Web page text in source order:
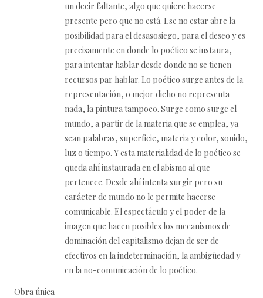
un decir faltante, algo que quiere hacerse
presente pero que no está. Ese no estar abre la
posibilidad para el desasosiego, para el deseo y es
precisamente en donde lo poético se instaura,
para intentar hablar desde donde no se tienen
recursos par hablar. Lo poético surge antes de la
representación, o mejor dicho no representa
nada, la pintura tampoco. Surge como surge el
mundo, a partir de la materia que se emplea, ya
sean palabras, superficie, materia y color, sonido,
luz o tiempo. Y esta materialidad de lo poético se
queda ahí instaurada en el abismo al que
pertenece. Desde ahí intenta surgir pero su
carácter de mundo no le permite hacerse
comunicable. El espectáculo y el poder de la
imagen que hacen posibles los mecanismos de
dominación del capitalismo dejan de ser de
efectivos en la indeterminación, la ambigüedad y
en la no-comunicación de lo poético.
Obra única